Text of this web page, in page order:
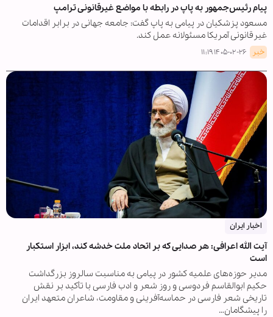
پیام رئیس‌جمهور به پاپ در رابطه با مواضع غیرقانونی ترامپ
مسعود پزشکیان در پیامی به پاپ گفت: جامعه جهانی در برابر اقدامات
غیرقانونی آمریکا مسئولانه عمل کند.
خبر ۱۴۰۵-۰۲-۲۶ ۱۱:۱۹
اخبار ایران
آیت الله اعرافی: هر صدایی که بر اتحاد ملت خدشه کند، ابزار استکبار
است
مدیر حوزه‌های علمیه کشور در پیامی به مناسبت سالروز بزرگداشت
حکیم ابوالقاسم فردوسی و روز شعر و ادب فارسی با تأکید بر نقش
تاریخی شعر فارسی در حماسه‌آفرینی و مقاومت، شاعران متعهد ایران
را پیشگامان…